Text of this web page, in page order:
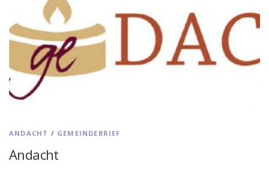
ANDACHT / GEMEINDEBRIEF
Andacht